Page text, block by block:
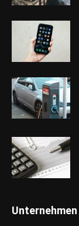
Unternehmen